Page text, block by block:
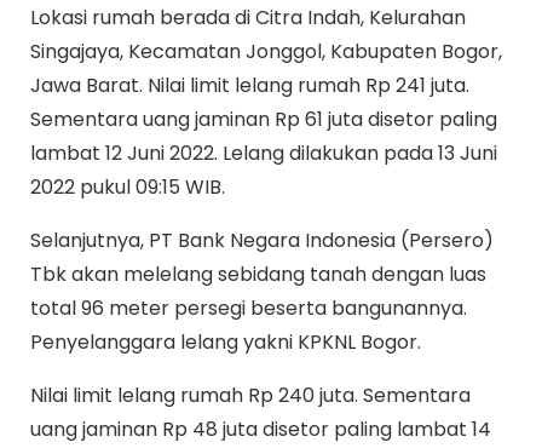
Lokasi rumah berada di Citra Indah, Kelurahan
Singajaya, Kecamatan Jonggol, Kabupaten Bogor,
Jawa Barat. Nilai limit lelang rumah Rp 241 juta.
Sementara uang jaminan Rp 61 juta disetor paling
lambat 12 Juni 2022. Lelang dilakukan pada 13 Juni
2022 pukul 09:15 WIB.
Selanjutnya, PT Bank Negara Indonesia (Persero)
Tbk akan melelang sebidang tanah dengan luas
total 96 meter persegi beserta bangunannya.
Penyelanggara lelang yakni KPKNL Bogor.
Nilai limit lelang rumah Rp 240 juta. Sementara
uang jaminan Rp 48 juta disetor paling lambat 14